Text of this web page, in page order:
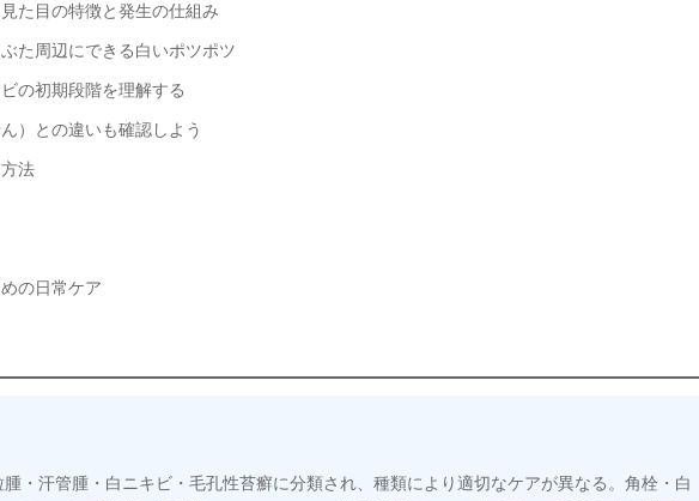
た目の特徴と発生の仕組み
た周辺にできる白いポツポツ
の初期段階を理解する
）との違いも確認しよう
法
の日常ケア
・汗管腫・白ニキビ・毛孔性苔癬に分類され、種類により適切なケアが異なる。角栓・白